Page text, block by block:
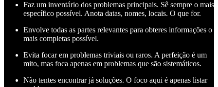
Faz um inventário dos problemas principais. Sê sempre o mais
específico possível. Anota datas, nomes, locais. O que for.
Envolve todas as partes relevantes para obteres informações o
mais completas possível.
Evita focar em problemas triviais ou raros. A perfeição é um
mito, mas foca apenas em problemas que são sistemáticos.
Não tentes encontrar já soluções. O foco aqui é apenas listar